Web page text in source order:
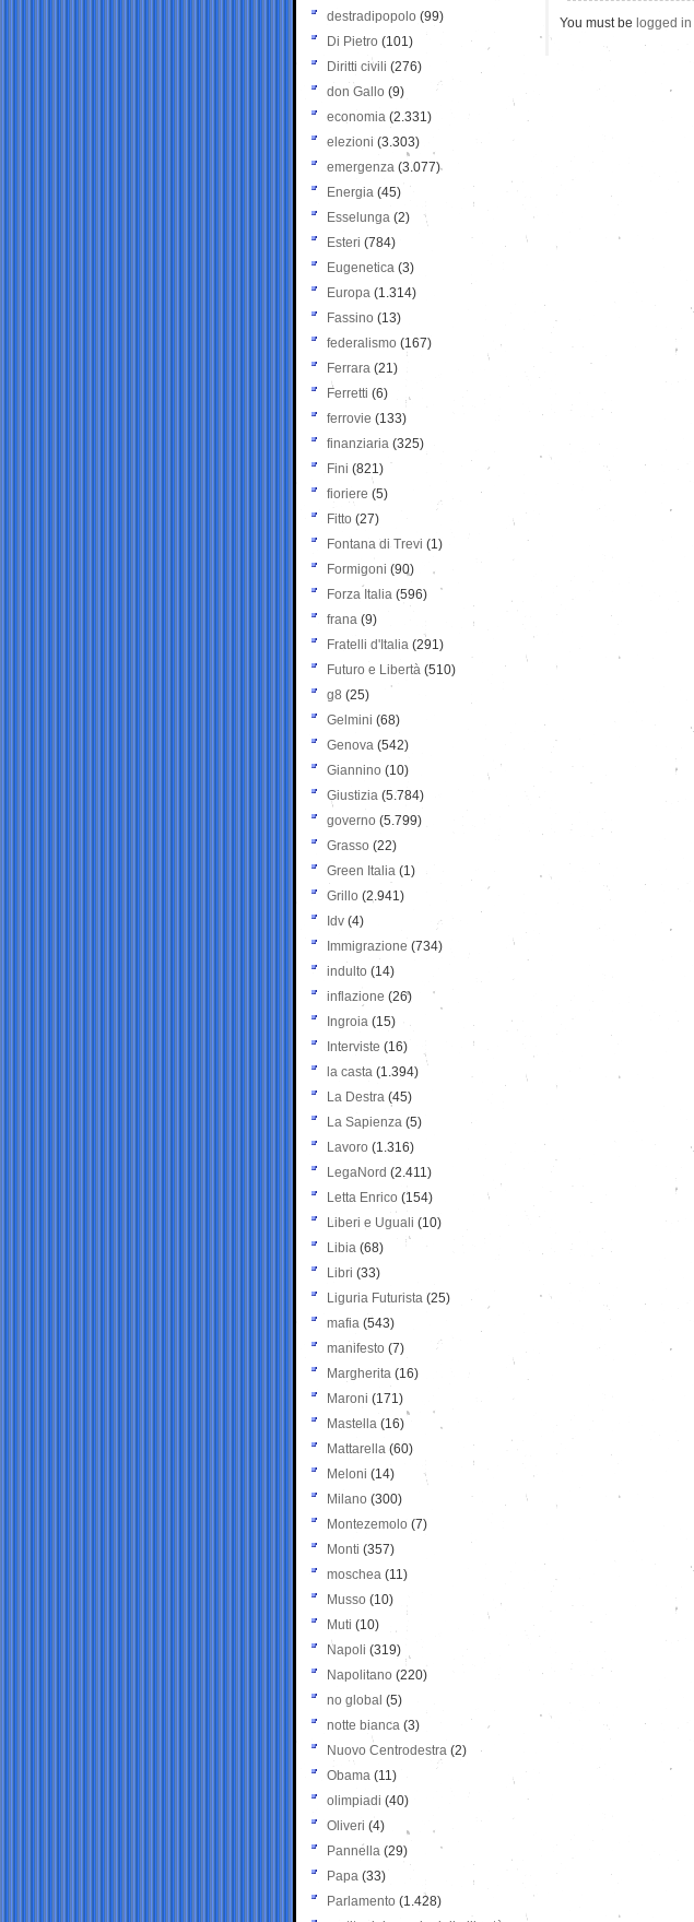
You must be logged in
destradipopolo (99)
Di Pietro (101)
Diritti civili (276)
don Gallo (9)
economia (2.331)
elezioni (3.303)
emergenza (3.077)
Energia (45)
Esselunga (2)
Esteri (784)
Eugenetica (3)
Europa (1.314)
Fassino (13)
federalismo (167)
Ferrara (21)
Ferretti (6)
ferrovie (133)
finanziaria (325)
Fini (821)
fioriere (5)
Fitto (27)
Fontana di Trevi (1)
Formigoni (90)
Forza Italia (596)
frana (9)
Fratelli d'Italia (291)
Futuro e Libertà (510)
g8 (25)
Gelmini (68)
Genova (542)
Giannino (10)
Giustizia (5.784)
governo (5.799)
Grasso (22)
Green Italia (1)
Grillo (2.941)
Idv (4)
Immigrazione (734)
indulto (14)
inflazione (26)
Ingroia (15)
Interviste (16)
la casta (1.394)
La Destra (45)
La Sapienza (5)
Lavoro (1.316)
LegaNord (2.411)
Letta Enrico (154)
Liberi e Uguali (10)
Libia (68)
Libri (33)
Liguria Futurista (25)
mafia (543)
manifesto (7)
Margherita (16)
Maroni (171)
Mastella (16)
Mattarella (60)
Meloni (14)
Milano (300)
Montezemolo (7)
Monti (357)
moschea (11)
Musso (10)
Muti (10)
Napoli (319)
Napolitano (220)
no global (5)
notte bianca (3)
Nuovo Centrodestra (2)
Obama (11)
olimpiadi (40)
Oliveri (4)
Pannella (29)
Papa (33)
Parlamento (1.428)